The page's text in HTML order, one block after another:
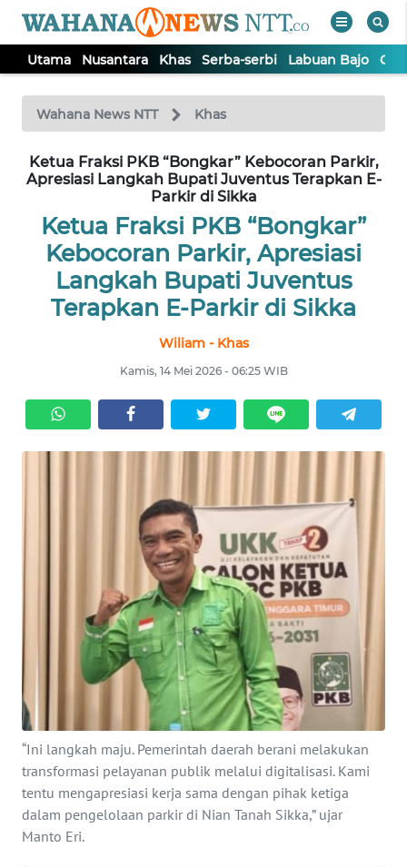
Utama Nusantara Khas Serba-serbi Labuan Bajo
Wahana News NTT Khas
Ketua Fraksi PKB “Bongkar” Kebocoran Parkir,
Apresiasi Langkah Bupati Juventus Terapkan E-
Parkir di Sikka
Ketua Fraksi PKB “Bongkar”
Kebocoran Parkir, Apresiasi
Langkah Bupati Juventus
Terapkan E-Parkir di Sikka
Wiliam - Khas
Kamis, 14 Mei 2026 - 06:25 WIB
“Ini langkah maju. Pemerintah daerah berani melakukan
transformasi pelayanan publik melalui digitalisasi. Kami
tentu mengapresiasi kerja sama dengan pihak ketiga
dalam pengelolaan parkir di Nian Tanah Sikka,” ujar
Manto Eri.
TV
Tutup
UTAMA
NUSANTARA
KHAS
SERBA-
BAJO
IKLAN
TENTANG
KAMI
PEDOMAN
MEDIA